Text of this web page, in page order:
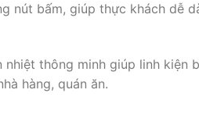
nút bấm, giúp thực khách dễ
nhiệt thông minh giúp linh kiện
hàng, quán ăn.